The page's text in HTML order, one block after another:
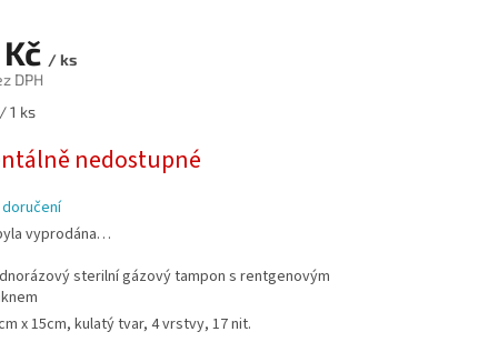
/ ks
DPH
1 ks
nedostupné
vyprodána…
sterilní gázový tampon s rentgenovým
x 15cm, kulatý tvar, 4 vrstvy, 17 nit.